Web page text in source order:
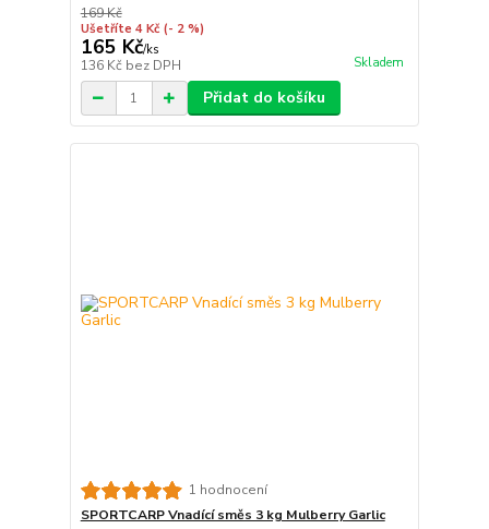
169 Kč
Ušetříte 4 Kč (- 2 %)
165 Kč/ks
136 Kč bez DPH Skladem
Přidat do košíku
1 hodnocení
SPORTCARP Vnadící směs 3 kg Mulberry Garlic